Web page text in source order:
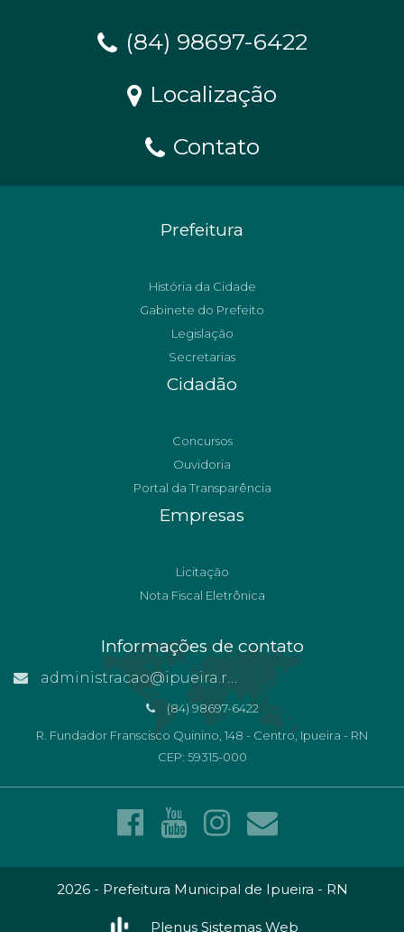
(84) 98697-6422
Localização
Contato
Prefeitura
História da Cidade
Gabinete do Prefeito
Legislação
Secretarias
Cidadão
Concursos
Ouvidoria
Portal da Transparência
Empresas
Licitação
Nota Fiscal Eletrônica
Informações de contato
administracao@ipueira.rn.gov.br
(84) 98697-6422
R. Fundador Franscisco Quinino, 148 - Centro, Ipueira - RN
CEP: 59315-000
2026 - Prefeitura Municipal de Ipueira - RN
Plenus Sistemas Web